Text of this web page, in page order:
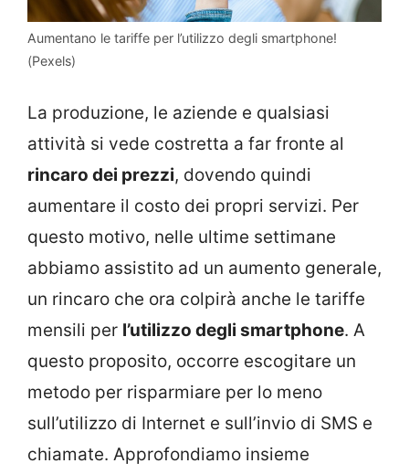
Aumentano le tariffe per l’utilizzo degli smartphone!
(Pexels)
La produzione, le aziende e qualsiasi
attività si vede costretta a far fronte al
rincaro dei prezzi, dovendo quindi
aumentare il costo dei propri servizi. Per
questo motivo, nelle ultime settimane
abbiamo assistito ad un aumento generale,
un rincaro che ora colpirà anche le tariffe
mensili per l’utilizzo degli smartphone. A
questo proposito, occorre escogitare un
metodo per risparmiare per lo meno
sull’utilizzo di Internet e sull’invio di SMS e
chiamate. Approfondiamo insieme